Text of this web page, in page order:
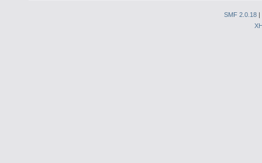
SMF 2.0.18 |